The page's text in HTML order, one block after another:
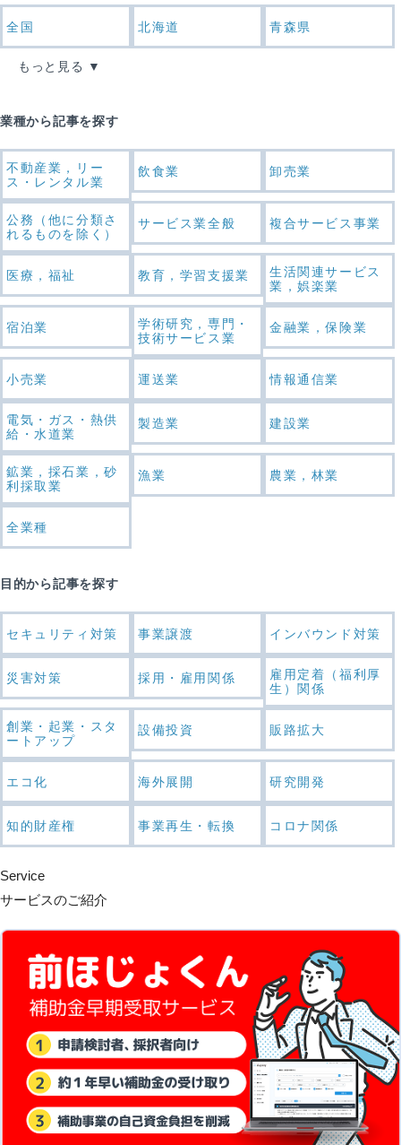
全国 北海道 青森県
もっと見る
業種から記事を探す
不動産業，リー
ス・レンタル業
飲食業 卸売業
公務（他に分類さ
れるものを除く）
サービス業全般 複合サービス事業
医療，福祉 教育，学習支援業
生活関連サービス
業，娯楽業
宿泊業
学術研究，専門・
技術サービス業
金融業，保険業
小売業 運送業 情報通信業
電気・ガス・熱供
給・水道業
製造業 建設業
鉱業，採石業，砂
利採取業
漁業 農業，林業
全業種
目的から記事を探す
セキュリティ対策 事業譲渡 インバウンド対策
災害対策 採用・雇用関係
雇用定着（福利厚
生）関係
創業・起業・スタ
ートアップ
設備投資 販路拡大
エコ化 海外展開 研究開発
知的財産権 事業再生・転換 コロナ関係
Service
サービスのご紹介